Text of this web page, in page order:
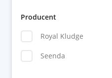
Producent
Royal Kludge
Seenda